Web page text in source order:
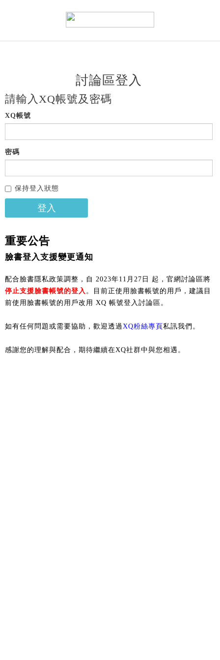
討論區登入
請輸入XQ帳號及密碼
XQ帳號
密碼
保持登入狀態
登入
重要公告
臉書登入支援變更通知
配合臉書隱私政策調整，自 2023年11月27日 起，官網討論區將
停止支援臉書帳號的登入 。目前正使用臉書帳號的用戶，建議目
前使用臉書帳號的用戶改用 XQ 帳號登入討論區。
如有任何問題或需要協助，歡迎透過XQ粉絲專頁 私訊我們。
感謝您的理解與配合，期待繼續在XQ社群中與您相遇。